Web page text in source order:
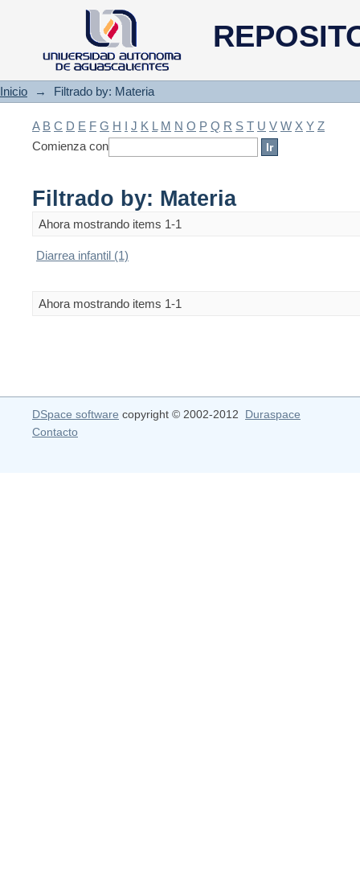
Filtrado by: Materia
Inicio → Filtrado by: Materia
A B C D E F G H I J K L M N O P Q R S T U V W X Y Z
Comienza con
Filtrado by: Materia
Ahora mostrando items 1-1
Diarrea infantil (1)
Ahora mostrando items 1-1
DSpace software copyright © 2002-2012 Duraspace
Contacto